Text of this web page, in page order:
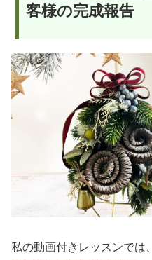
客様の完成報告
私の動画付きレッスンでは、